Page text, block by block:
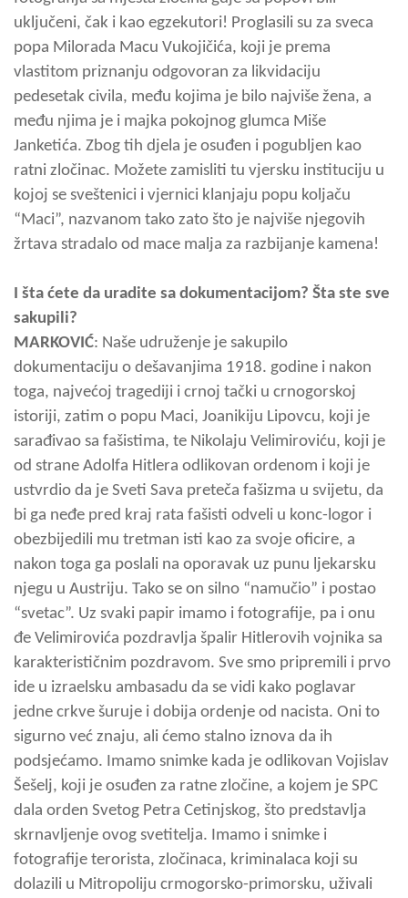
uključeni, čak i kao egzekutori! Proglasili su za sveca
popa Milorada Macu Vukojičića, koji je prema
vlastitom priznanju odgovoran za likvidaciju
pedesetak civila, među kojima je bilo najviše žena, a
među njima je i majka pokojnog glumca Miše
Janketića. Zbog tih djela je osuđen i pogubljen kao
ratni zločinac. Možete zamisliti tu vjersku instituciju u
kojoj se sveštenici i vjernici klanjaju popu koljaču
“Maci”, nazvanom tako zato što je najviše njegovih
žrtava stradalo od mace malja za razbijanje kamena!
I šta ćete da uradite sa dokumentacijom? Šta ste sve
sakupili?
MARKOVIĆ: Naše udruženje je sakupilo
dokumentaciju o dešavanjima 1918. godine i nakon
toga, najvećoj tragediji i crnoj tački u crnogorskoj
istoriji, zatim o popu Maci, Joanikiju Lipovcu, koji je
sarađivao sa fašistima, te Nikolaju Velimiroviću, koji je
od strane Adolfa Hitlera odlikovan ordenom i koji je
ustvrdio da je Sveti Sava preteča fašizma u svijetu, da
bi ga neđe pred kraj rata fašisti odveli u konc-logor i
obezbijedili mu tretman isti kao za svoje oficire, a
nakon toga ga poslali na oporavak uz punu ljekarsku
njegu u Austriju. Tako se on silno “namučio” i postao
“svetac”. Uz svaki papir imamo i fotografije, pa i onu
đe Velimirovića pozdravlja špalir Hitlerovih vojnika sa
karakterističnim pozdravom. Sve smo pripremili i prvo
ide u izraelsku ambasadu da se vidi kako poglavar
jedne crkve šuruje i dobija ordenje od nacista. Oni to
sigurno već znaju, ali ćemo stalno iznova da ih
podsjećamo. Imamo snimke kada je odlikovan Vojislav
Šešelj, koji je osuđen za ratne zločine, a kojem je SPC
dala orden Svetog Petra Cetinjskog, što predstavlja
skrnavljenje ovog svetitelja. Imamo i snimke i
fotografije terorista, zločinaca, kriminalaca koji su
dolazili u Mitropoliju crmogorsko-primorsku, uživali